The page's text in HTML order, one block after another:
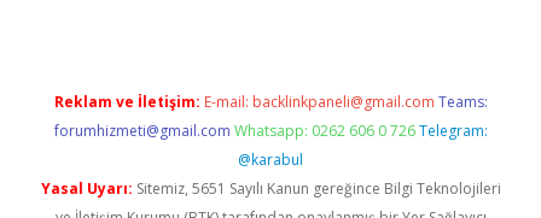
Reklam ve İletişim: E-mail: backlinkpaneli@gmail.com Teams:
forumhizmeti@gmail.com Whatsapp: 0262 606 0 726 Telegram:
@karabul
Yasal Uyarı: Sitemiz, 5651 Sayılı Kanun gereğince Bilgi Teknolojileri